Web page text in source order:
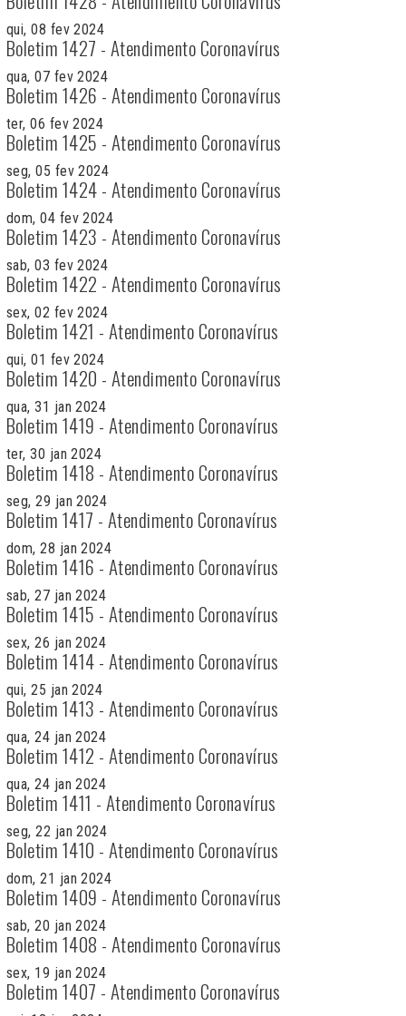
qui, 08 fev 2024
Boletim 1427 - Atendimento Coronavírus
qua, 07 fev 2024
Boletim 1426 - Atendimento Coronavírus
ter, 06 fev 2024
Boletim 1425 - Atendimento Coronavírus
seg, 05 fev 2024
Boletim 1424 - Atendimento Coronavírus
dom, 04 fev 2024
Boletim 1423 - Atendimento Coronavírus
sab, 03 fev 2024
Boletim 1422 - Atendimento Coronavírus
sex, 02 fev 2024
Boletim 1421 - Atendimento Coronavírus
qui, 01 fev 2024
Boletim 1420 - Atendimento Coronavírus
qua, 31 jan 2024
Boletim 1419 - Atendimento Coronavírus
ter, 30 jan 2024
Boletim 1418 - Atendimento Coronavírus
seg, 29 jan 2024
Boletim 1417 - Atendimento Coronavírus
dom, 28 jan 2024
Boletim 1416 - Atendimento Coronavírus
sab, 27 jan 2024
Boletim 1415 - Atendimento Coronavírus
sex, 26 jan 2024
Boletim 1414 - Atendimento Coronavírus
qui, 25 jan 2024
Boletim 1413 - Atendimento Coronavírus
qua, 24 jan 2024
Boletim 1412 - Atendimento Coronavírus
qua, 24 jan 2024
Boletim 1411 - Atendimento Coronavírus
seg, 22 jan 2024
Boletim 1410 - Atendimento Coronavírus
dom, 21 jan 2024
Boletim 1409 - Atendimento Coronavírus
sab, 20 jan 2024
Boletim 1408 - Atendimento Coronavírus
sex, 19 jan 2024
Boletim 1407 - Atendimento Coronavírus